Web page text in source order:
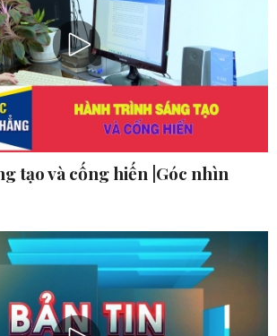
tạo và cống hiến |Góc nhìn